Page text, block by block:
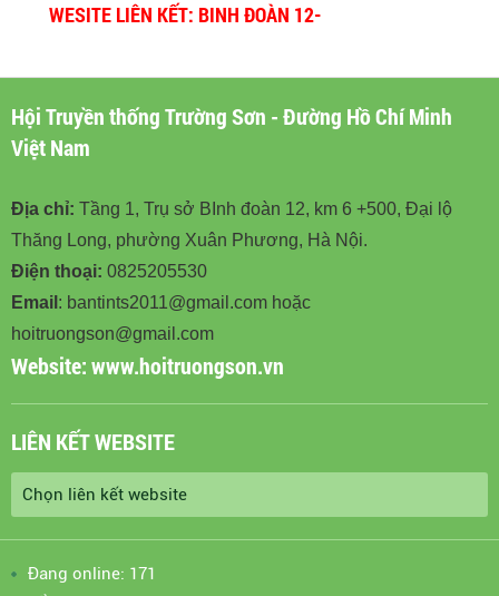
WESITE LIÊN KẾT: BINH ĐOÀN 12-
Hội Truyền thống Trường Sơn - Đường Hồ Chí Minh
Việt Nam
Địa chỉ: Tầng 1, Trụ sở BInh đoàn 12, km 6 +500, Đại lộ
Thăng Long, phường Xuân Phương, Hà Nội.
Điện thoại: 0825205530
Email : bantints2011@gmail.com hoặc
hoitruongson@gmail.com
Website:www.hoitruongson.vn
LIÊN KẾT WEBSITE
Đang online: 171